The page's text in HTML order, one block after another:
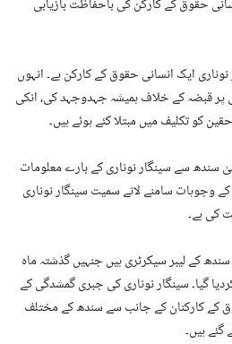
حقوق کے کارکن کی باحفاظت بازیابی
ایک انسانی حقوق کے کارکن ہے۔ انہوں
پر قبضہ کے خلاف ہمیشہ جہدوجہد کی، انکی
کو تکلیف میں مبتلا کئے ہوئے ہیں۔
سندھ سے سینگار نوناری کے بارے معلومات
وجوہات سامنے لانے سمیت سینگار نوناری
کی ہے۔
کے لیبر سیکرٹری ہیں جنہیں گذشتہ ماہ
گیا۔ سینگار نوناری کی جبری گمشدگی کے
کے کارکنان کے جانب سے سندھ کے مختلف
ہیں۔